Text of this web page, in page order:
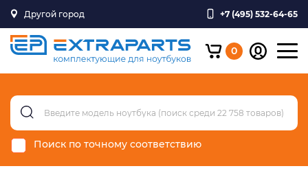
Другой город +7 (495) 532-64-65
0
Поиск по точному соответствию